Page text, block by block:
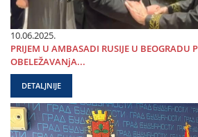
10.06.2025.
PRIЈEM U AMBASADI RUSIЈE U BEOGRADU
OBELEŽAVANjA...
DETALJNIJE